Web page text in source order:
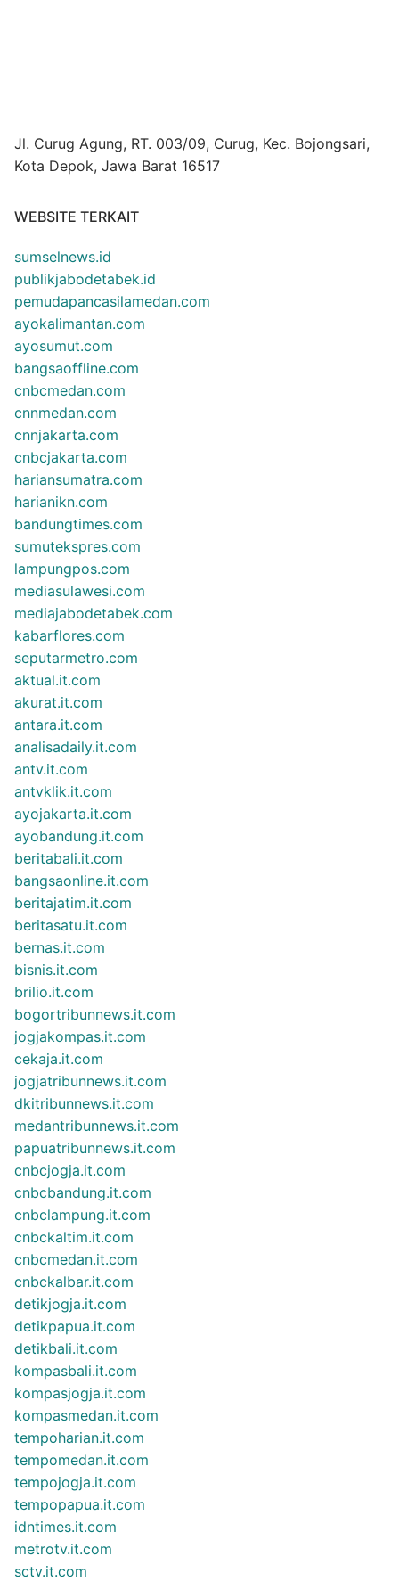
Jl. Curug Agung, RT. 003/09, Curug, Kec. Bojongsari,
Kota Depok, Jawa Barat 16517
WEBSITE TERKAIT
sumselnews.id
publikjabodetabek.id
pemudapancasilamedan.com
ayokalimantan.com
ayosumut.com
bangsaoffline.com
cnbcmedan.com
cnnmedan.com
cnnjakarta.com
cnbcjakarta.com
hariansumatra.com
harianikn.com
bandungtimes.com
sumutekspres.com
lampungpos.com
mediasulawesi.com
mediajabodetabek.com
kabarflores.com
seputarmetro.com
aktual.it.com
akurat.it.com
antara.it.com
analisadaily.it.com
antv.it.com
antvklik.it.com
ayojakarta.it.com
ayobandung.it.com
beritabali.it.com
bangsaonline.it.com
beritajatim.it.com
beritasatu.it.com
bernas.it.com
bisnis.it.com
brilio.it.com
bogortribunnews.it.com
jogjakompas.it.com
cekaja.it.com
jogjatribunnews.it.com
dkitribunnews.it.com
medantribunnews.it.com
papuatribunnews.it.com
cnbcjogja.it.com
cnbcbandung.it.com
cnbclampung.it.com
cnbckaltim.it.com
cnbcmedan.it.com
cnbckalbar.it.com
detikjogja.it.com
detikpapua.it.com
detikbali.it.com
kompasbali.it.com
kompasjogja.it.com
kompasmedan.it.com
tempoharian.it.com
tempomedan.it.com
tempojogja.it.com
tempopapua.it.com
idntimes.it.com
metrotv.it.com
sctv.it.com